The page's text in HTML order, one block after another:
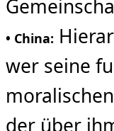
• China:
wer seine
der über